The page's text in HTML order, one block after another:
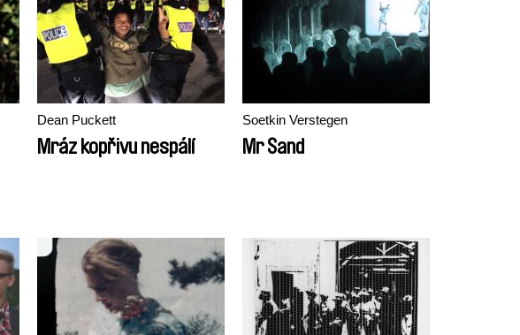
Dean Puckett
Mráz kopřivu nespálí
Soetkin Verstegen
Mr Sand